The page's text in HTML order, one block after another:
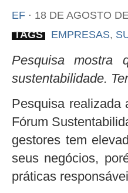
EF ⋅ 18 DE AGOSTO
TAGS
EMPRESAS,
Pesquisa mostra
sustentabilidade.
Pesquisa realizada
Fórum
gestores tem
seus negócios,
práticas